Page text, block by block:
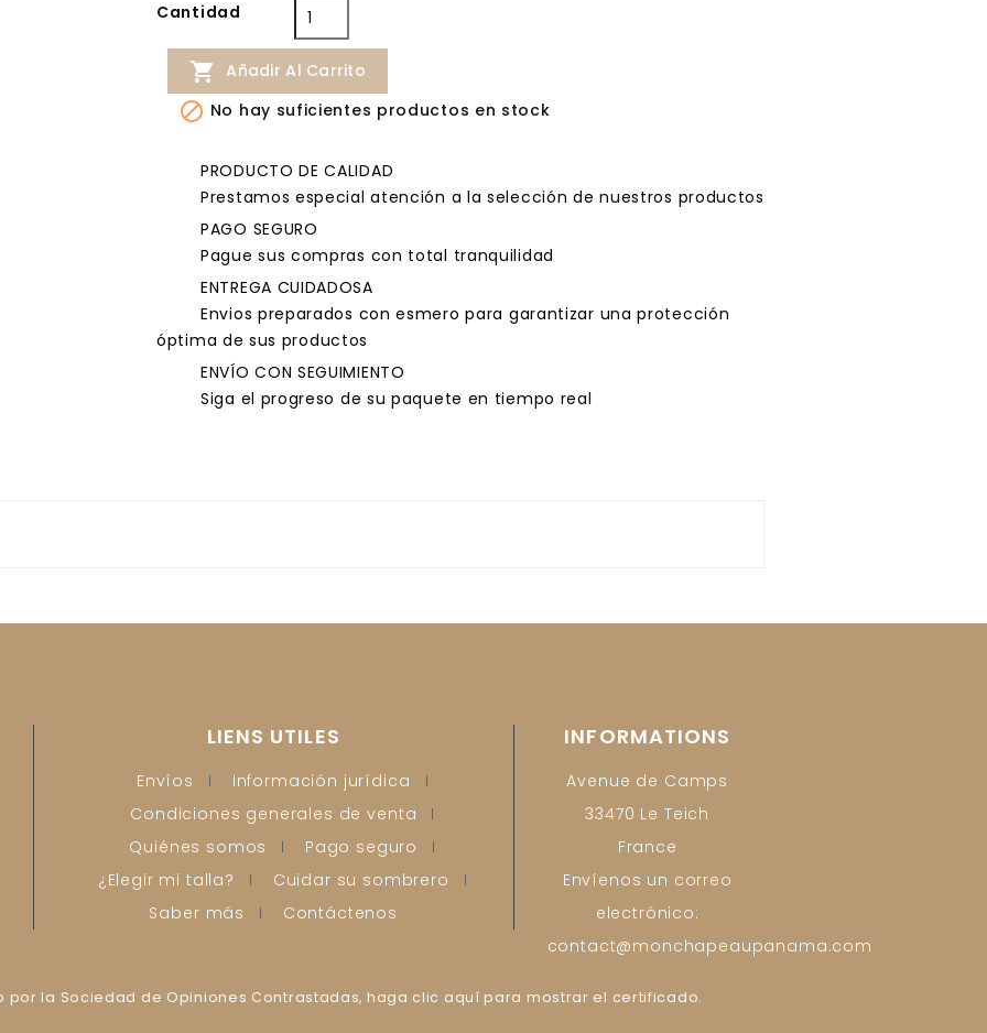
Cantidad
 Añadir Al Carrito
 No hay suficientes productos en stock
PRODUCTO DE CALIDAD
Prestamos especial atención a la selección de nuestros productos
PAGO SEGURO
Pague sus compras con total tranquilidad
ENTREGA CUIDADOSA
Envios preparados con esmero para garantizar una protección
óptima de sus productos
ENVÍO CON SEGUIMIENTO
Siga el progreso de su paquete en tiempo real
LIENS UTILES
Envíos
Información jurídica
Condiciones generales de venta
Quiénes somos
Pago seguro
¿Elegir mi talla?
Cuidar su sombrero
Saber más
Contáctenos
INFORMATIONS
Avenue de Camps
33470 Le Teich
France
Envíenos un correo
electrónico:
contact@monchapeaupanama.com
la Sociedad de Opiniones Contrastadas, haga clic aquí para mostrar el certificado.